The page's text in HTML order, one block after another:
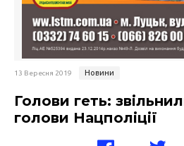
13 Вересня 2019 Новини
Голови геть:
голови Нацполіції